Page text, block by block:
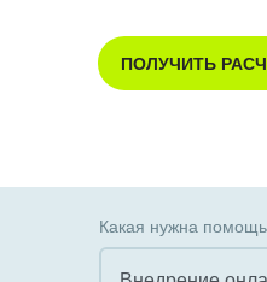
ПОЛУЧИТЬ
Какая нужна помощь